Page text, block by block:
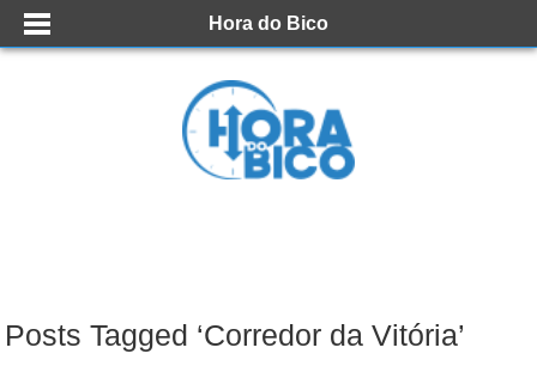
Hora do Bico
Posts Tagged ‘Corredor da Vitória’